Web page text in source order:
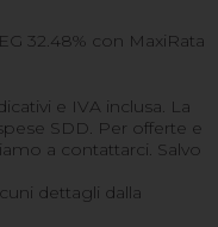
32.48% con MaxiRata
e IVA inclusa. La
SDD. Per offerte e
a contattarci. Salvo
dettagli dalla